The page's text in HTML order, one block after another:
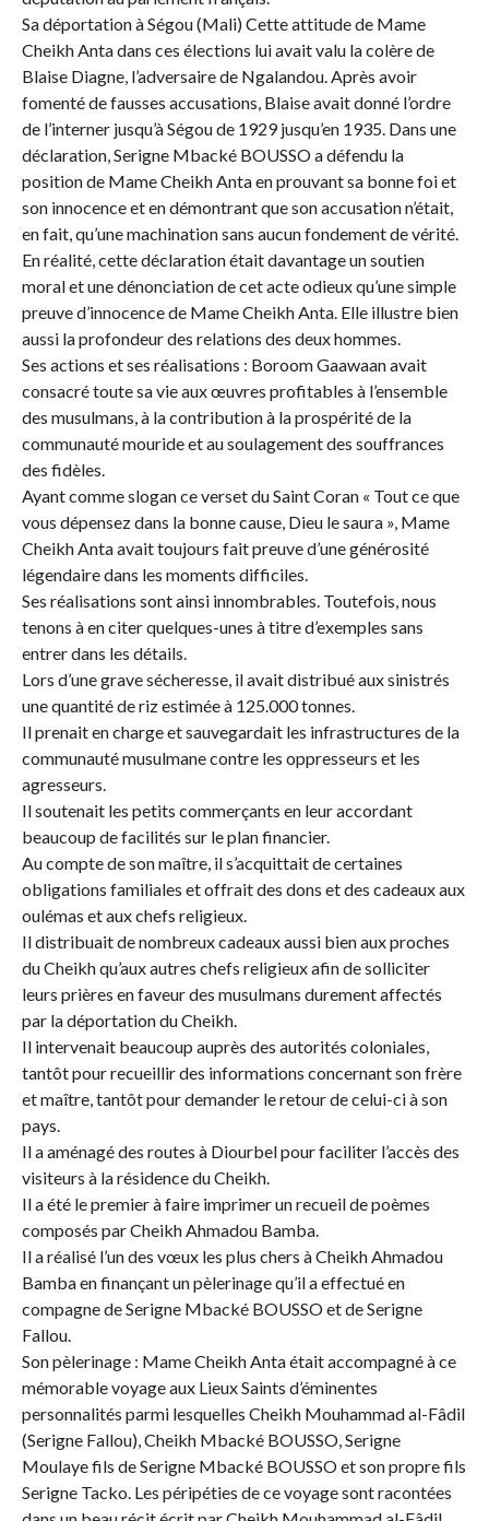
Sa déportation à Ségou (Mali) Cette attitude de Mame
Cheikh Anta dans ces élections lui avait valu la colère de
Blaise Diagne, l’adversaire de Ngalandou. Après avoir
fomenté de fausses accusations, Blaise avait donné l’ordre
de l’interner jusqu’à Ségou de 1929 jusqu’en 1935. Dans une
déclaration, Serigne Mbacké BOUSSO a défendu la
position de Mame Cheikh Anta en prouvant sa bonne foi et
son innocence et en démontrant que son accusation n’était,
en fait, qu’une machination sans aucun fondement de vérité.
En réalité, cette déclaration était davantage un soutien
moral et une dénonciation de cet acte odieux qu’une simple
preuve d’innocence de Mame Cheikh Anta. Elle illustre bien
aussi la profondeur des relations des deux hommes.
Ses actions et ses réalisations : Boroom Gaawaan avait
consacré toute sa vie aux œuvres profitables à l’ensemble
des musulmans, à la contribution à la prospérité de la
communauté mouride et au soulagement des souffrances
des fidèles.
Ayant comme slogan ce verset du Saint Coran « Tout ce que
vous dépensez dans la bonne cause, Dieu le saura », Mame
Cheikh Anta avait toujours fait preuve d’une générosité
légendaire dans les moments difficiles.
Ses réalisations sont ainsi innombrables. Toutefois, nous
tenons à en citer quelques-unes à titre d’exemples sans
entrer dans les détails.
Lors d’une grave sécheresse, il avait distribué aux sinistrés
une quantité de riz estimée à 125.000 tonnes.
Il prenait en charge et sauvegardait les infrastructures de la
communauté musulmane contre les oppresseurs et les
agresseurs.
Il soutenait les petits commerçants en leur accordant
beaucoup de facilités sur le plan financier.
Au compte de son maître, il s’acquittait de certaines
obligations familiales et offrait des dons et des cadeaux aux
oulémas et aux chefs religieux.
Il distribuait de nombreux cadeaux aussi bien aux proches
du Cheikh qu’aux autres chefs religieux afin de solliciter
leurs prières en faveur des musulmans durement affectés
par la déportation du Cheikh.
Il intervenait beaucoup auprès des autorités coloniales,
tantôt pour recueillir des informations concernant son frère
et maître, tantôt pour demander le retour de celui-ci à son
pays.
Il a aménagé des routes à Diourbel pour faciliter l’accès des
visiteurs à la résidence du Cheikh.
Il a été le premier à faire imprimer un recueil de poèmes
composés par Cheikh Ahmadou Bamba.
Il a réalisé l’un des vœux les plus chers à Cheikh Ahmadou
Bamba en finançant un pèlerinage qu’il a effectué en
compagne de Serigne Mbacké BOUSSO et de Serigne
Fallou.
Son pèlerinage : Mame Cheikh Anta était accompagné à ce
mémorable voyage aux Lieux Saints d’éminentes
personnalités parmi lesquelles Cheikh Mouhammad al-Fâdil
(Serigne Fallou), Cheikh Mbacké BOUSSO, Serigne
Moulaye fils de Serigne Mbacké BOUSSO et son propre fils
Serigne Tacko. Les péripéties de ce voyage sont racontées